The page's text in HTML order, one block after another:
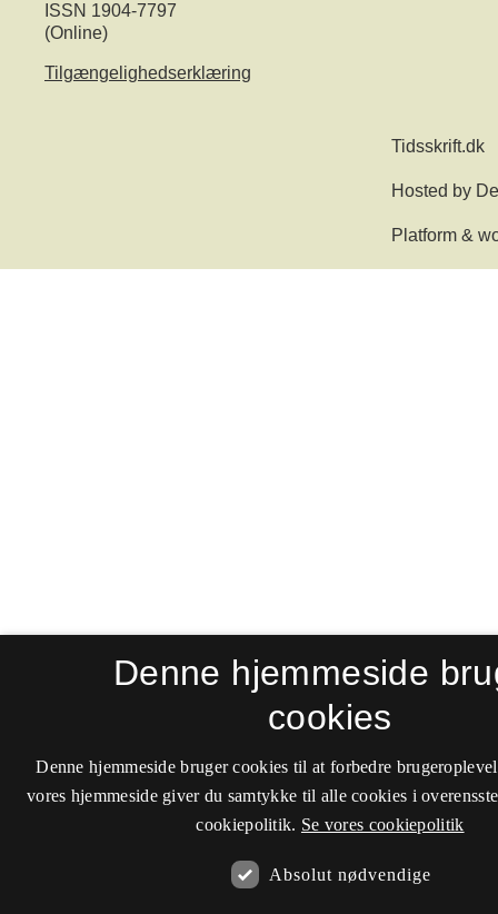
ISSN 1904-7797
(Online)
Tilgængelighedserklæring
Denne hjemmeside
cookies
Denne hjemmeside bruger cookies til at forbedre
vores hjemmeside giver du samtykke til alle cookies i
cookiepolitik. Se vores cookiepolitik
Absolut nødvendige